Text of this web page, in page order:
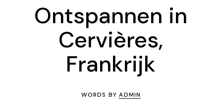
Ontspannen in
Cervières,
Frankrijk
WORDS BYADMIN